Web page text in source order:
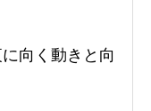
向く動きと向